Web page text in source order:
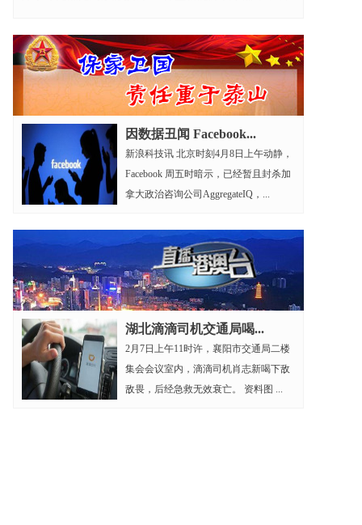
因数据丑闻 Facebook...
新浪科技讯 北京时刻4月8日上午动静，
Facebook 周五时暗示，已经暂且封杀加
拿大政治咨询公司AggregateIQ，...
湖北滴滴司机交通局喝...
2月7日上午11时许，襄阳市交通局二楼
集会会议室内，滴滴司机肖志新喝下敌
敌畏，后经急救无效衰亡。 资料图 ...